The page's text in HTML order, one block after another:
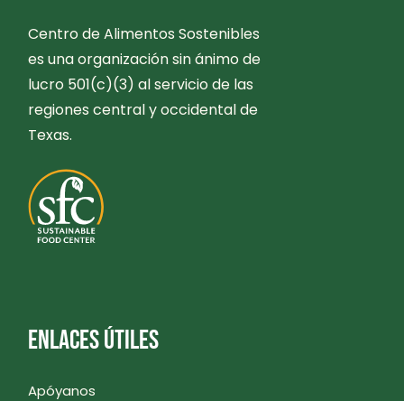
Centro de Alimentos Sostenibles
es una organización sin ánimo de
lucro 501(c)(3) al servicio de las
regiones central y occidental de
Texas.
ENLACES ÚTILES
Apóyanos